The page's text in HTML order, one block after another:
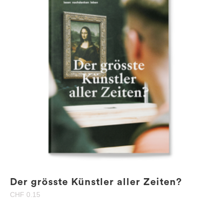
Der grösste Künstler aller Zeiten?
CHF 0.15